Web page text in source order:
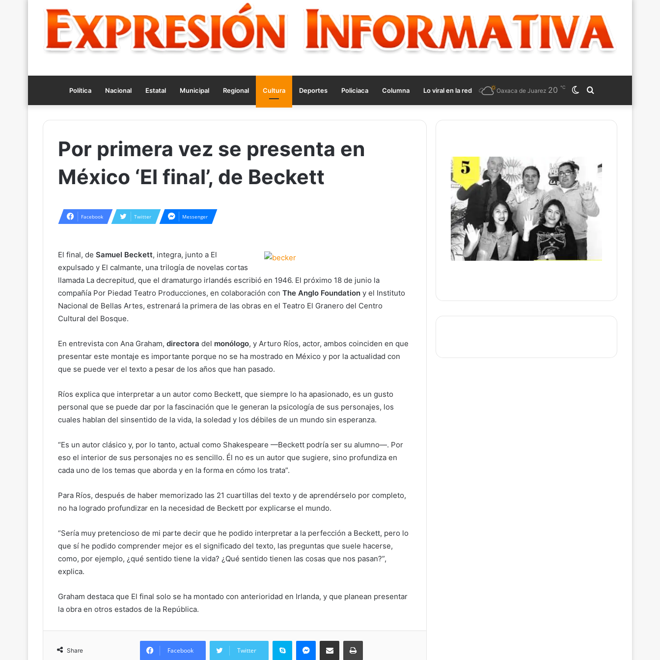
Política Nacional Estatal Municipal Regional Cultura Deportes Policiaca Columna Lo viral en la red Search
for
Switch
skin
Oaxaca de Juarez 20 ℃
Por primera vez se presenta en
México ‘El final’, de Beckett
Facebook Twitter Messenger
El final, de Samuel Beckett, integra, junto a El
expulsado y El calmante, una trilogía de novelas cortas
llamada La decrepitud, que el dramaturgo irlandés escribió en 1946. El próximo 18 de junio la
compañía Por Piedad Teatro Producciones, en colaboración con The Anglo Foundation y el Instituto
Nacional de Bellas Artes, estrenará la primera de las obras en el Teatro El Granero del Centro
Cultural del Bosque.
En entrevista con Ana Graham, directora del monólogo, y Arturo Ríos, actor, ambos coinciden en que
presentar este montaje es importante porque no se ha mostrado en México y por la actualidad con
que se puede ver el texto a pesar de los años que han pasado.
Ríos explica que interpretar a un autor como Beckett, que siempre lo ha apasionado, es un gusto
personal que se puede dar por la fascinación que le generan la psicología de sus personajes, los
cuales hablan del sinsentido de la vida, la soledad y los débiles de un mundo sin esperanza.
“Es un autor clásico y, por lo tanto, actual como Shakespeare —Beckett podría ser su alumno—. Por
eso el interior de sus personajes no es sencillo. Él no es un autor que sugiere, sino profundiza en
cada uno de los temas que aborda y en la forma en cómo los trata”.
Para Ríos, después de haber memorizado las 21 cuartillas del texto y de aprendérselo por completo,
no ha logrado profundizar en la necesidad de Beckett por explicarse el mundo.
“Sería muy pretencioso de mi parte decir que he podido interpretar a la perfección a Beckett, pero lo
que sí he podido comprender mejor es el significado del texto, las preguntas que suele hacerse,
como, por ejemplo, ¿qué sentido tiene la vida? ¿Qué sentido tienen las cosas que nos pasan?”,
explica.
Graham destaca que El final solo se ha montado con anterioridad en Irlanda, y que planean presentar
la obra en otros estados de la República.
Share Facebook Twitter
Skype Messenger
Share via Email Print